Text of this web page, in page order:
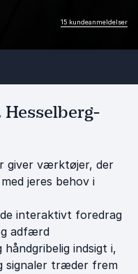
15 kundeanmeldelser
giver værktøjer, der
jeres behov i
interaktivt foredrag
adfærd
indsigt i,
signaler træder frem